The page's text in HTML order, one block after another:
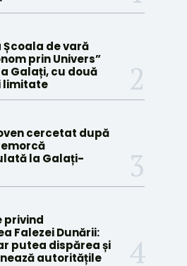
de vară
prin Univers”
Galați, cu două
limitate
cercetat după
la Galați-
privind
Falezei Dunării:
putea dispărea și
autoritățile